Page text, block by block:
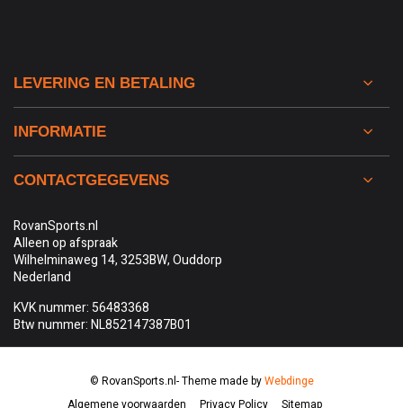
LEVERING EN BETALING
INFORMATIE
CONTACTGEGEVENS
RovanSports.nl
Alleen op afspraak
Wilhelminaweg 14, 3253BW, Ouddorp
Nederland
KVK nummer: 56483368
Btw nummer: NL852147387B01
Algemene voorwaarden Privacy Policy Sitemap
© RovanSports.nl- Theme made byWebdinge